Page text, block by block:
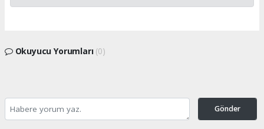
Okuyucu Yorumları (0)
Gönder